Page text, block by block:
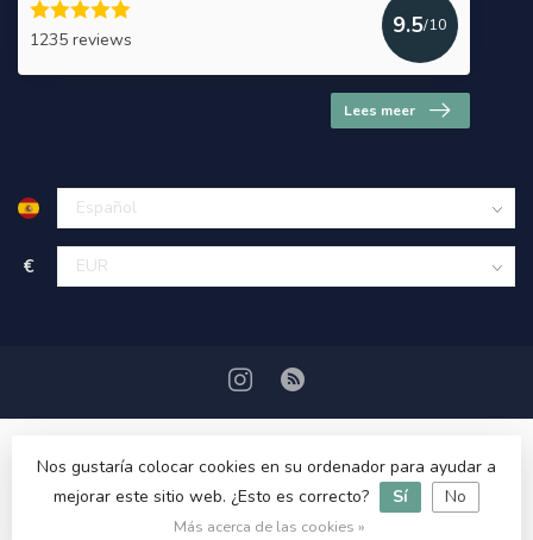
1235 reviews
9.5/10
Lees meer
€
© Copyright 2026 HerbalDrogist.com
Nos gustaría colocar cookies en su ordenador para ayudar a
mejorar este sitio web. ¿Esto es correcto?
Sí No
Más acerca de las cookies »